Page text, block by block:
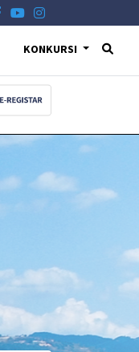
KONKURSI
vrata publici sa